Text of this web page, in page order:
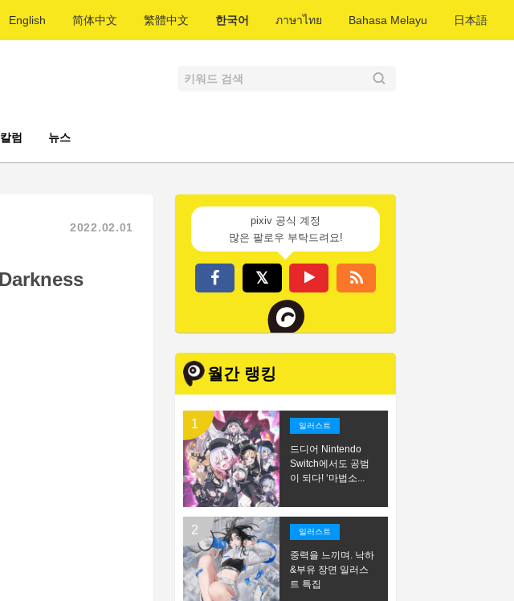
English 简体中文 繁體中文 한국어 ภาษาไทย Bahasa Melayu 日本語
칼럼 뉴스
2022.02.01
pixiv 공식 계정
많은 팔로우 부탁드려요!
월간 랭킹
일러스트
드디어 Nintendo
Switch에서도 공범
이 되다! ‘마법소...
일러스트
중력을 느끼며. 낙하
&부유 장면 일러스
트 특집